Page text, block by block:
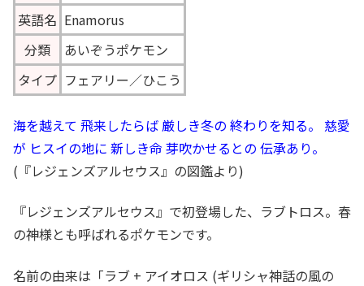
英語名 Enamorus
分類
あいぞうポケモン
タイプ フェアリー／ひこう
海を越えて 飛来したらば 厳しき冬の 終わりを知る。 慈愛
が ヒスイの地に 新しき命 芽吹かせるとの 伝承あり。
(『レジェンズアルセウス』の図鑑より)
『レジェンズアルセウス』で初登場した、ラブトロス。春
の神様とも呼ばれるポケモンです。
名前の由来は「ラブ + アイオロス (ギリシャ神話の風の